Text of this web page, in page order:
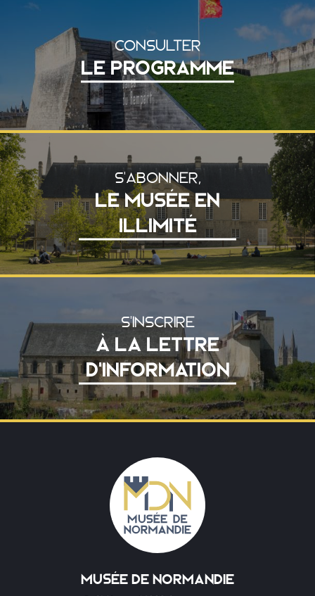
CONSULTER
LE PROGRAMME
S'ABONNER,
LE MUSÉE EN
ILLIMITÉ
S'INSCRIRE
À LA LETTRE
D'INFORMATION
Musée de normandie